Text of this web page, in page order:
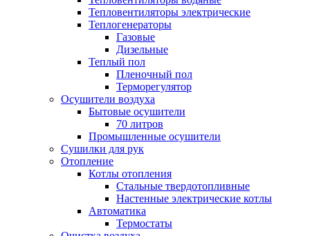
Тепловентиляторы электрические
Теплогенераторы
Газовые
Дизельные
Теплый пол
Пленочный пол
Терморегулятор
Осушители воздуха
Бытовые осушители
70 литров
Промышленные осушители
Сушилки для рук
Отопление
Котлы отопления
Стальные твердотопливные
Настенные электрические котлы
Автоматика
Термостаты